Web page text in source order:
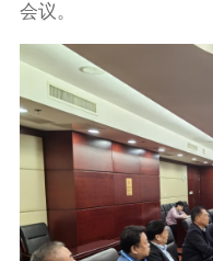
会议。